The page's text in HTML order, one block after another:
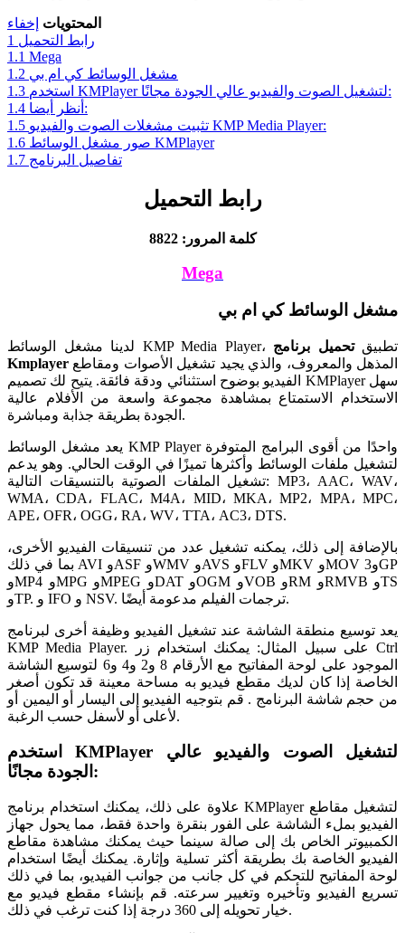
المحتويات إخفاء
1 رابط التحميل
1.1 Mega
1.2 مشغل الوسائط كي ام بي
1.3
استخدم KMPlayer لتشغيل الصوت والفيديو عالي الجودة مجانًا:
1.4
أنظر أيضا:
1.5
تثبيت مشغلات الصوت والفيديو KMP Media Player:
1.6
صور مشغل الوسائط KMPlayer
1.7 تفاصيل البرنامج
رابط التحميل
كلمة المرور: 8822
Mega
مشغل الوسائط كي ام بي
لدينا مشغل الوسائط KMP Media Player، تطبيق تحميل برنامج
Kmplayer
الفيديو بوضوح استثنائي ودقة فائقة. يتيح لك تصميم KMPlayer سهل
الاستخدام الاستمتاع بمشاهدة مجموعة واسعة من الأفلام عالية
الجودة بطريقة جذابة ومباشرة.
يعد مشغل الوسائط KMP Player واحدًا من أقوى البرامج المتوفرة
لتشغيل ملفات الوسائط وأكثرها تميزًا في الوقت الحالي. وهو يدعم
تشغيل الملفات الصوتية بالتنسيقات التالية: MP3، AAC، WAV،
WMA، CDA، FLAC، M4A، MID، MKA، MP2، MPA، MPC،
APE، OFR، OGG، RA، WV، TTA، AC3، DTS.
بالإضافة إلى ذلك، يمكنه تشغيل عدد من تنسيقات الفيديو الأخرى،
بما في ذلك AVI وASF وWMV وAVS وFLV وMKV وMOV و3GP
وMP4 وMPG وMPEG وDAT وOGM وVOB وRM وRMVB وTS
وTP. و IFO و NSV. ترجمات الفيلم مدعومة أيضًا.
يعد توسيع منطقة الشاشة عند تشغيل الفيديو وظيفة أخرى لبرنامج
KMP Media Player. على سبيل المثال: يمكنك استخدام زر Ctrl
الموجود على لوحة المفاتيح مع الأرقام 8 و2 و4 و6 لتوسيع الشاشة
الخاصة إذا كان لديك مقطع فيديو به مساحة معينة قد تكون أصغر
من حجم شاشة البرنامج . قم بتوجيه الفيديو إلى اليسار أو اليمين أو
لأعلى أو لأسفل حسب الرغبة.
استخدم KMPlayer لتشغيل الصوت والفيديو عالي
الجودة مجانًا:
علاوة على ذلك، يمكنك استخدام برنامج KMPlayer لتشغيل مقاطع
الفيديو بملء الشاشة على الفور بنقرة واحدة فقط، مما يحول جهاز
الكمبيوتر الخاص بك إلى صالة سينما حيث يمكنك مشاهدة مقاطع
الفيديو الخاصة بك بطريقة أكثر تسلية وإثارة. يمكنك أيضًا استخدام
لوحة المفاتيح للتحكم في كل جانب من جوانب الفيديو، بما في ذلك
تسريع الفيديو وتأخيره وتغيير سرعته. قم بإنشاء مقطع فيديو مع
خيار تحويله إلى 360 درجة إذا كنت ترغب في ذلك.